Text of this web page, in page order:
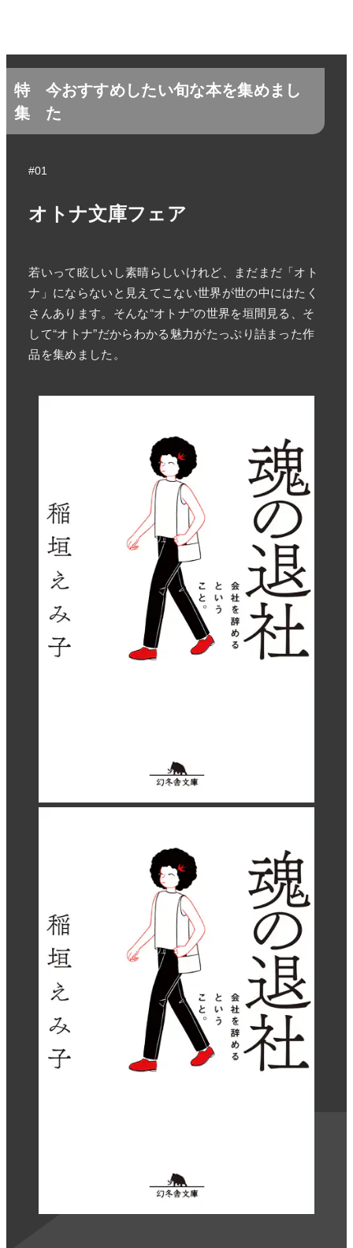
特
集
今おすすめしたい旬な本を集めまし
た
#01
オトナ文庫フェア
若いって眩しいし素晴らしいけれど、まだまだ「オト
ナ」にならないと見えてこない世界が世の中にはたく
さんあります。そんな“オトナ”の世界を垣間見る、そ
して“オトナ”だからわかる魅力がたっぷり詰まった作
品を集めました。